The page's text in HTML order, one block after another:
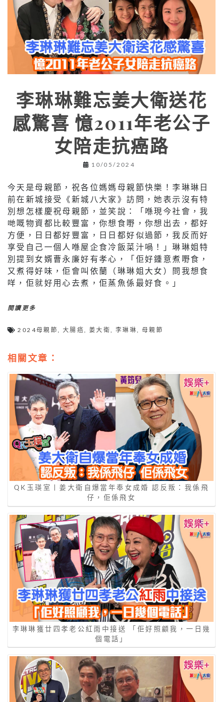
李琳琳難忘姜大衛送花
感驚喜 憶2011年老公子
女陪走抗癌路
10/05/2024
今天是母親節，祝各位媽媽母親節快樂！李琳琳日
前在新城接受《新城八大家》訪問，她表示沒有特
別想怎樣慶祝母親節，並笑說：「喺現今社會，我
哋嘅物資都比較豐富，你想食嘢，你想出去，都好
方便，日日都好豐富，日日都好似過節，我反而好
享受自己一個人喺屋企食冷飯菜汁喎！」琳琳姐特
別提到女婿曹永廉好有孝心，「佢好鍾意煮嘢食，
又煮得好味，佢會叫依蘭（琳琳姐大女）問我想食
咩，佢就好用心去煮，佢蒸魚係最好食。」
閱讀更多
2024母親節,大腸癌,姜大衛,李琳琳,母親節
相關文章：
QK玉瑛室丨姜大衛自爆當年奉女成婚 認反叛：我係飛
仔，佢係飛女
李琳琳獲廿四孝老公紅雨中接送 「佢好照顧我，一日幾
個電話」